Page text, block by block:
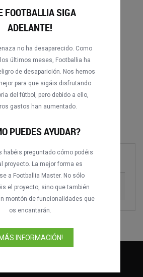
de Football League
2 Goles
Temporada
FC 2017-2018
FOOTBALLIA SIGA
ADELANTE!
no ha desaparecido. Como
últimos meses, Footballia ha
de desaparición. Nos hemos
para que sigáis disfrutando
del fútbol, pero debido a ello,
gastos han aumentado.
PUEDES AYUDAR?
habéis preguntado cómo podéis
proyecto. La mejor forma es
a Footballia Master. No sólo
el proyecto, sino que también
montón de funcionalidades que
os encantarán.
INFORMACIÓN!